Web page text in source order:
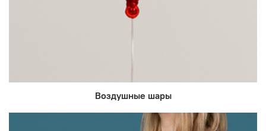
Воздушные шары